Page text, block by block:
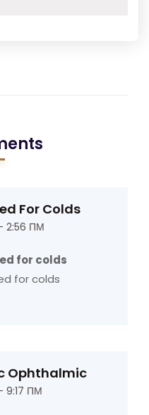
For Colds
2:56 ΠΜ
for colds
for colds
Ophthalmic
9:17 ΠΜ